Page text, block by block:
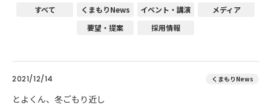
すべて くまもりNews イベント・講演
メディア
要望・提案
採用情報
2021/12/14 くまもりNews
とよくん、冬ごもり近し